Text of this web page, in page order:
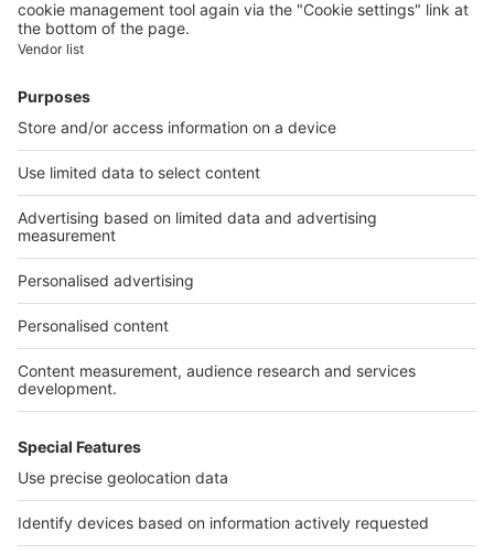
Presse
Nos applications
Découvrez nos applications
Services pro
Tous nos services pro
Accès client
Informations légales